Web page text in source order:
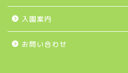
入園案内
お問い合わせ